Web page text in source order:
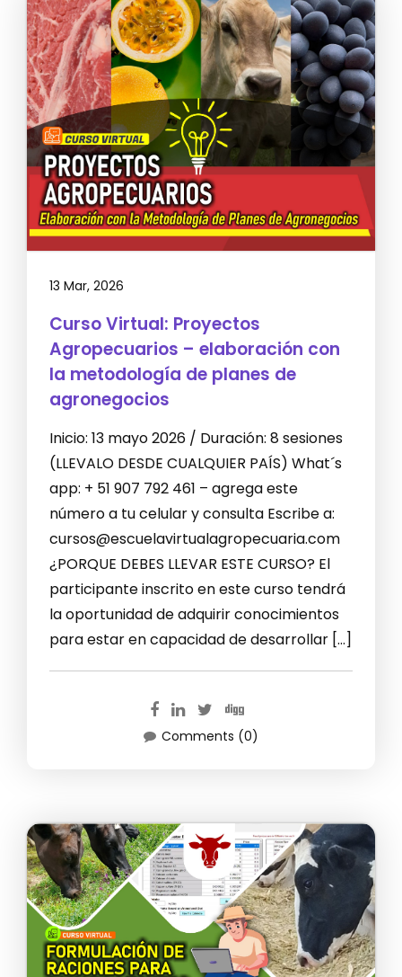
13 Mar, 2026
Curso Virtual: Proyectos
Agropecuarios – elaboración con
la metodología de planes de
agronegocios
Inicio: 13 mayo 2026 / Duración: 8 sesiones
(LLEVALO DESDE CUALQUIER PAÍS) What´s
app: + 51 907 792 461 – agrega este
número a tu celular y consulta Escribe a:
cursos@escuelavirtualagropecuaria.com
¿PORQUE DEBES LLEVAR ESTE CURSO? El
participante inscrito en este curso tendrá
la oportunidad de adquirir conocimientos
para estar en capacidad de desarrollar […]
Comments (0)